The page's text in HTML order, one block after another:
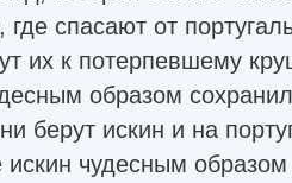
спасают от
их к потерпевшему
образом
берут искин и на
искин чудесным